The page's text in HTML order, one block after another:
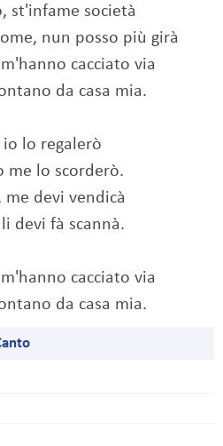
st'infame società
nun posso più girà
cacciato via
da casa mia.
io lo regalerò
me lo scorderò.
devi vendicà
devi fà scannà.
cacciato via
da casa mia.